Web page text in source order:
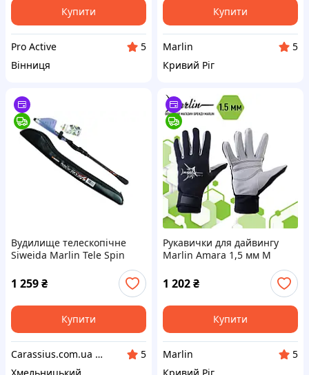
Купити
Pro Active
5
Вінниця
Купити
Marlin
5
Кривий Ріг
Вудилище телескопічне
Siweida Marlin Tele Spin
1 259₴
Купити
Carassius.com.ua - Все для риболовлі та відпочинку
5
Рукавички для дайвингу
Marlin Amara 1,5 мм M
1 202₴
Купити
Marlin
5